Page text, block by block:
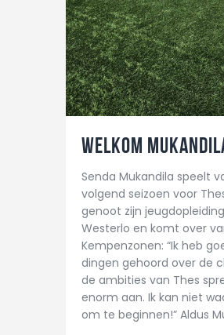
Welkom
Senda Mukandila speelt
volgend seizoen voor
genoot zijn jeugdopleiding
Westerlo en komt over
Kempenzonen: “Ik heb
dingen gehoord over de
de ambities van Thes
enorm aan. Ik kan niet
om te beginnen!” Aldus